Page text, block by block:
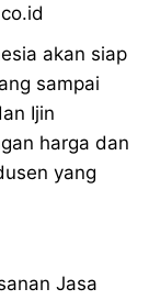
akan siap
sampai
Ijin
harga dan
yang
Jasa